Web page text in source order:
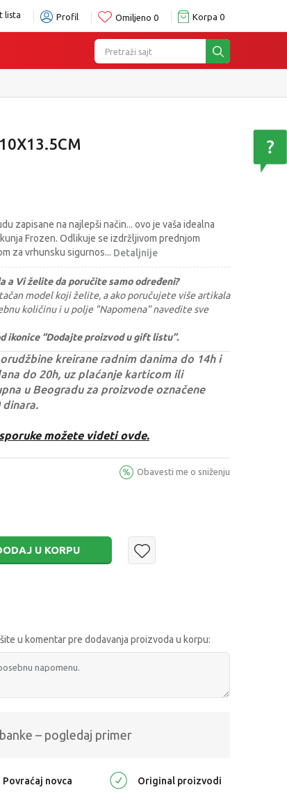
lista Profil Omiljeno 0 Korpa 0
Pretraži sajt
zapisane na najlepši način... ovo je vaša idealna
Frozen. Odlikuje se izdržljivom prednjom
za vrhunsku sigurnos... Detaljnije
Vi želite da poručite samo određeni?
model koji želite, a ako poručujete više artikala
količinu i u polje "Napomena" navedite sve
ikonice “Dodajte proizvod u gift listu”.
kreirane radnim danima do 14h i
do 20h, uz plaćanje karticom ili
u Beogradu za proizvode označene
dinara.
možete videti ovde.
Obavesti me o sniženju
U KORPU
u komentar pre dodavanja proizvoda u korpu:
– pogledaj primer
Povraćaj novca Original proizvodi